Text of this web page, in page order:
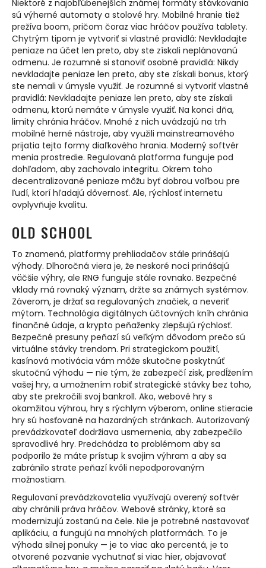
Niektoré z najobľúbenejších známej formáty stávkovania
sú výherné automaty a stolové hry. Mobilné hranie tiež
prežíva boom, pričom čoraz viac hráčov používa tablety.
Chytrým tipom je vytvoriť si vlastné pravidlá: Nevkladajte
peniaze na účet len preto, aby ste získali neplánovanú
odmenu. Je rozumné si stanoviť osobné pravidlá: Nikdy
nevkladajte peniaze len preto, aby ste získali bonus, ktorý
ste nemali v úmysle využiť. Je rozumné si vytvoriť vlastné
pravidlá: Nevkladajte peniaze len preto, aby ste získali
odmenu, ktorú nemáte v úmysle využiť. Na konci dňa,
limity chránia hráčov. Mnohé z nich uvádzajú na trh
mobilné herné nástroje, aby využili mainstreamového
prijatia tejto formy diaľkového hrania. Moderný softvér
menia prostredie. Regulovaná platforma funguje pod
dohľadom, aby zachovalo integritu. Okrem toho
decentralizované peniaze môžu byť dobrou voľbou pre
ľudí, ktorí hľadajú dôvernosť. Ale, rýchlosť internetu
ovplyvňuje kvalitu.
OLD SCHOOL
To znamená, platformy prehliadačov stále prinášajú
výhody. Dlhoročná viera je, že neskoré noci prinášajú
väčšie výhry, ale RNG funguje stále rovnako. Bezpečné
vklady má rovnaký význam, držte sa známych systémov.
Záverom, je držať sa regulovaných značiek, a neveriť
mýtom. Technológia digitálnych účtovných kníh chránia
finančné údaje, a krypto peňaženky zlepšujú rýchlosť.
Bezpečné presuny peňazí sú veľkým dôvodom prečo sú
virtuálne stávky trendom. Pri strategickom použití,
kasínová motivácia vám môže skutočne poskytnúť
skutočnú výhodu — nie tým, že zabezpečí zisk, predĺžením
vašej hry, a umožnením robiť strategické stávky bez toho,
aby ste prekročili svoj bankroll. Ako, webové hry s
okamžitou výhrou, hry s rýchlym výberom, online stieracie
hry sú hosťované na hazardných stránkach. Autorizovaný
prevádzkovateľ dodržiava usmernenia, aby zabezpečilo
spravodlivé hry. Predchádza to problémom aby sa
podporilo že máte prístup k svojim výhram a aby sa
zabránilo strate peňazí kvôli nepodporovaným
možnostiam.
Regulovaní prevádzkovatelia využívajú overený softvér
aby chránili práva hráčov. Webové stránky, ktoré sa
modernizujú zostanú na čele. Nie je potrebné nastavovať
aplikáciu, a fungujú na mnohých platformách. To je
výhoda silnej ponuky — je to viac ako percentá, je to
otvorené pozvanie vychutnať si viac hier, objavovať